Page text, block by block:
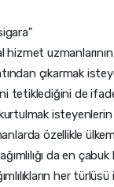
uzmanlarının
çıkarmak
tetiklediğini de
kurtulmak
özellikle
da en
her